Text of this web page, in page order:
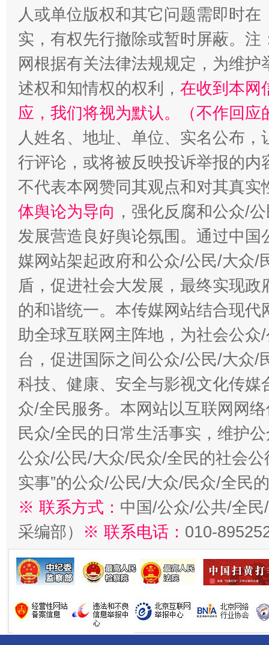
招工难、用工荒背后
人或单位版权和其它问题需即时在
实，有权先行撤除或暂时屏蔽。
网根据有关法律法规规定，为维
述权和知情权的权利， 在收到本网
应，我们将视为默认。（不作回应
人姓名、地址、单位、实名公布
行评论，或将被反映投诉举报的
不代表本网赞同其观点和对其真实
体舆论为导向 ，强化反腐和公众/
发展营造良好舆论氛围。通过中
媒网站架起政府和公众/公民/大众/
盾，促进社会大发展，最终实现
的和谐统一。本传媒网站结合现
助全球互联网主阵地，为社会公
台，促进国际之间公众/公民/大众/
科技、健康、安全与影视文化传
众/全民服务。本网站以互联网网
民众/全民的日常生活事实，维护
公众/公民/大众/民众/全民的社会公
实事”的公众/公民/大众/民众/全民
※ 联系方式： 中国/公众/公共/全
采编部） ※ 联系电话： 010-